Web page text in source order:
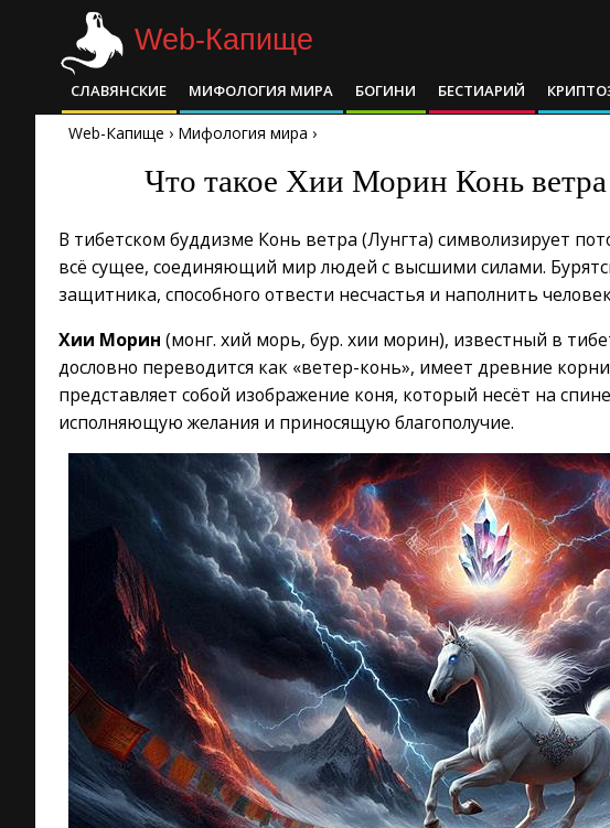
content
Web-Капище
Primary
Navigation
СЛАВЯНСКИЕ МИФОЛОГИЯ МИРА БОГИНИ БЕСТИАРИЙ
Web-Капище › Мифология мира ›
Что такое Хии Морин Конь
В тибетском буддизме Конь ветра (Лунгта) символизирует
всё сущее, соединяющий мир людей с высшими силами.
защитника, способного отвести несчастья и наполнить
Хии Морин (монг. хий морь, бур. хии морин), известный в
дословно переводится как «ветер-конь», имеет древние
представляет собой изображение коня, который несёт на спине
исполняющую желания и приносящую благополучие.